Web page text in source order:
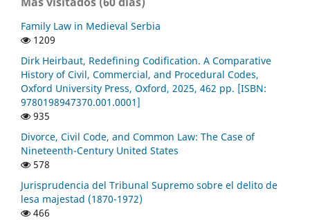
Family Law in Medieval Serbia
1209
Dirk Heirbaut, Redefining Codification. A Comparative
History of Civil, Commercial, and Procedural Codes,
Oxford University Press, Oxford, 2025, 462 pp. [ISBN:
9780198947370.001.0001]
935
Divorce, Civil Code, and Common Law: The Case of
Nineteenth-Century United States
578
Jurisprudencia del Tribunal Supremo sobre el delito de
lesa majestad (1870-1972)
466